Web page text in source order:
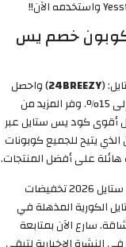
خصم يس
(
24BREEZY) واحصل
على خصومات رائعة تصل إلى 15%. وفر المزيد من
أقوى كود يس ستايل عبر
يتيح للجميع كوبونات
هائلة على أفضل المنتجات.
يقدم لك كوبون خصم يس ستايل 2026 تخفيضات
الكورية المذهلة في
سارع الآن بمتابعة